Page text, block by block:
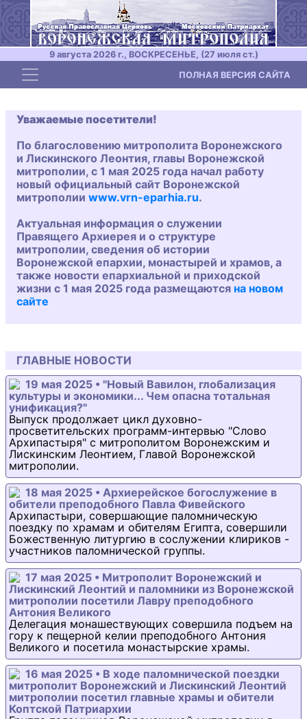
9 августа 2026 г., ВОСКРЕСЕНЬЕ, (27 июля ст.)
Toggle navigation ПОЛНАЯ ВЕРСИЯ САЙТА
Уважаемые посетители!
По благословению митрополита Воронежского
и Лискинского Леонтия, главы Воронежской
митрополии, с 1 мая 2025 года начал работу
новый официальный сайт Воронежской
митрополии www.vrn-eparhia.ru.
Актуальная информация о служении
Правящего Архиерея и о структуре
митрополии, сведения об истории
Воронежской епархии, монастырей и храмов, а
также новости епархиальной и приходской
жизни с 1 мая 2025 года размещаются на новом
сайте
ГЛАВНЫЕ НОВОСТИ
19 мая 2025 • "Новый Вавилон, глобализация
культуры и экономики... Чем опасна тотальная
унификация?"
Выпуск продолжает цикл духовно-
просветительских программ-интервью "Слово
Архипастыря" с митрополитом Воронежским и
Лискинским Леонтием, Главой Воронежской
митрополии.
18 мая 2025 • Архиерейское богослужение в
обители преподобного Павла Фивейского
Архипастыри, совершающие паломническую
поездку по храмам и обителям Египта, совершили
Божественную литургию в сослужении клириков -
участников паломнической группы.
17 мая 2025 • Митрополит Воронежский и
Лискинский Леонтий и паломники из Воронежской
митрополии посетили Лавру преподобного
Антония Великого
Делегация монашествующих совершила подъем на
гору к пещерной келии преподобного Антония
Великого и посетила монастырские храмы.
16 мая 2025 • В ходе паломнической поездки
митрополит Воронежский и Лискинский Леонтий
митрополии посетил главные храмы и обители
Коптской Патриархии